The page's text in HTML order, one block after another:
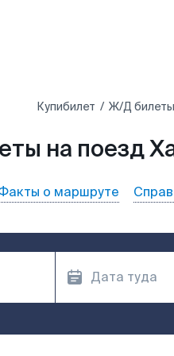
Купибилет Ж/Д билеты
на поезд
о маршруте